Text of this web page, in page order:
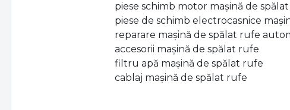
piese schimb motor mașină de spălat
piese de schimb electrocasnice
reparare mașină de spălat rufe
accesorii mașină de spălat rufe
filtru apă mașină de spălat rufe
cablaj mașină de spălat rufe